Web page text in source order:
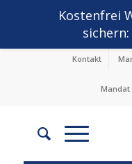
Kontakt
Kostenfrei
sichern: